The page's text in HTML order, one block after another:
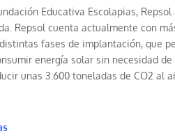
Educativa Escolapias,
Repsol cuenta actualmente con
fases de implantación, que
energía solar sin necesidad
unas 3.600 toneladas de CO2al